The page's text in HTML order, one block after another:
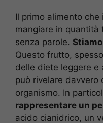
Il primo alimento
mangiare in quantità
senza parole.
Questo frutto,
delle diete leggere
può rivelare davvero
organismo. In
rappresentare un
acido cianidrico, un